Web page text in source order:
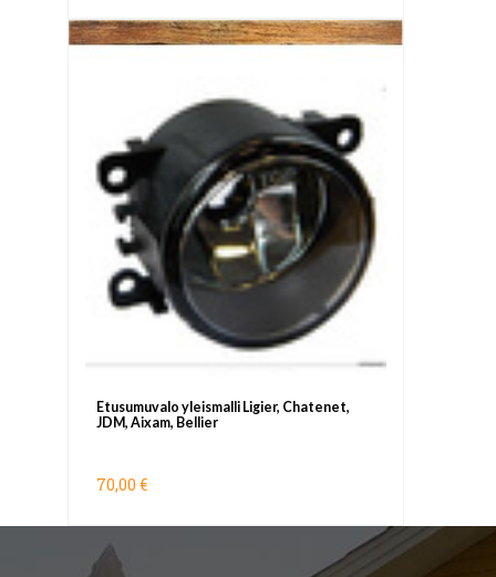
Etusumuvalo yleismalli Ligier, Chatenet,
JDM, Aixam, Bellier
70,00 €